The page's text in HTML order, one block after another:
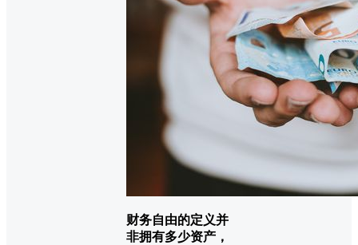
财务自由的定义并
非拥有多少资产，